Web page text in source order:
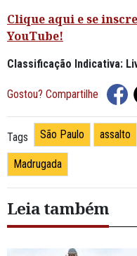
Clique aqui e se
YouTube!
Classificação Indicativa:
Gostou? Compartilhe
Tags São Paulo assalto
Madrugada
Leia também